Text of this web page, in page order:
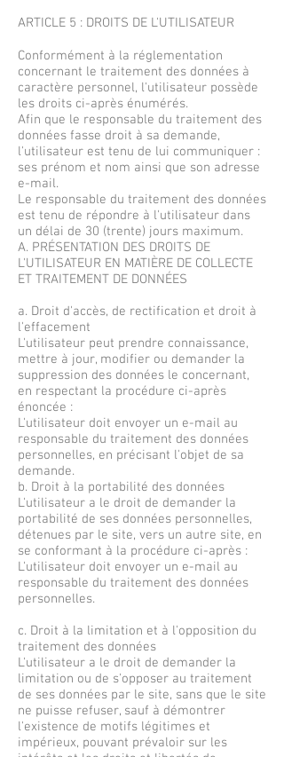
ARTICLE 5 : DROITS DE L'UTILISATEUR
Conformément à la réglementation
concernant le traitement des données à
caractère personnel, l'utilisateur possède
les droits ci-après énumérés.
Afin que le responsable du traitement des
données fasse droit à sa demande,
l'utilisateur est tenu de lui communiquer :
ses prénom et nom ainsi que son adresse
e-mail.
Le responsable du traitement des données
est tenu de répondre à l'utilisateur dans
un délai de 30 (trente) jours maximum.
A. PRÉSENTATION DES DROITS DE
L'UTILISATEUR EN MATIÈRE DE COLLECTE
ET TRAITEMENT DE DONNÉES
a. Droit d'accès, de rectification et droit à
l'effacement
L'utilisateur peut prendre connaissance,
mettre à jour, modifier ou demander la
suppression des données le concernant,
en respectant la procédure ci-après
énoncée :
L'utilisateur doit envoyer un e-mail au
responsable du traitement des données
personnelles, en précisant l'objet de sa
demande.
b. Droit à la portabilité des données
L'utilisateur a le droit de demander la
portabilité de ses données personnelles,
détenues par le site, vers un autre site, en
se conformant à la procédure ci-après :
L'utilisateur doit envoyer un e-mail au
responsable du traitement des données
personnelles.
c. Droit à la limitation et à l'opposition du
traitement des données
L'utilisateur a le droit de demander la
limitation ou de s'opposer au traitement
de ses données par le site, sans que le site
ne puisse refuser, sauf à démontrer
l'existence de motifs légitimes et
impérieux, pouvant prévaloir sur les